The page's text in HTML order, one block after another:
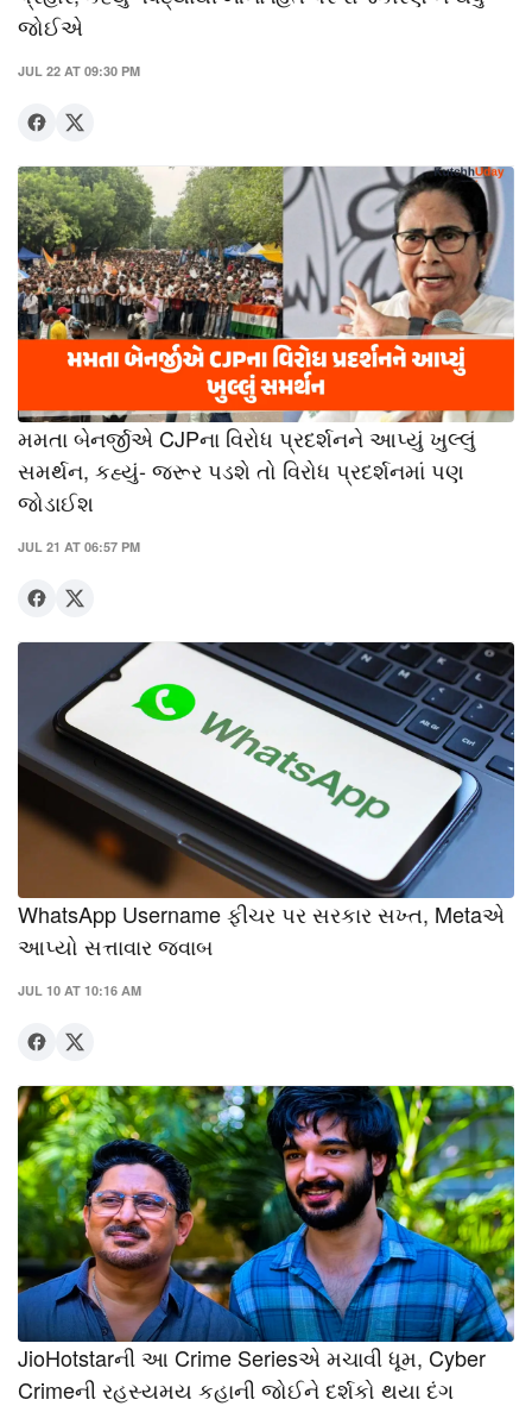
જોઈએ
JUL 22 AT 09:30 PM
મમતા બેનર્જીએ CJPના વિરોધ પ્રદર્શનને આપ્યું ખુલ્લું
સમર્થન, કહ્યું- જરૂર પડશે તો વિરોધ પ્રદર્શનમાં પણ
જોડાઈશ
JUL 21 AT 06:57 PM
WhatsApp Username ફીચર પર સરકાર સખ્ત, Metaએ
આપ્યો સત્તાવાર જવાબ
JUL 10 AT 10:16 AM
JioHotstarની આ Crime Seriesએ મચાવી ધૂમ, Cyber
Crimeની રહસ્યમય કહાની જોઈને દર્શકો થયા દંગ